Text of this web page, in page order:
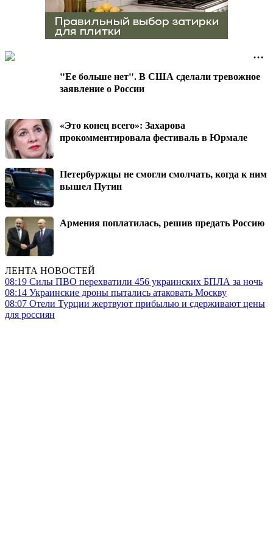
"Ее больше нет". В США сделали тревожное
заявление о России
«Это конец всего»: Захарова
прокомментировала фестиваль в Юрмале
Петербуржцы не смогли смолчать, когда к ним
вышел Путин
Армения поплатилась, решив предать Россию
ЛЕНТА НОВОСТЕЙ
08:19 Силы ПВО перехватили 456 украинских БПЛА за ночь
08:14 Украинские дроны пытались атаковать Москву
08:07 Отели Турции жертвуют прибылью и сдерживают цены
для россиян